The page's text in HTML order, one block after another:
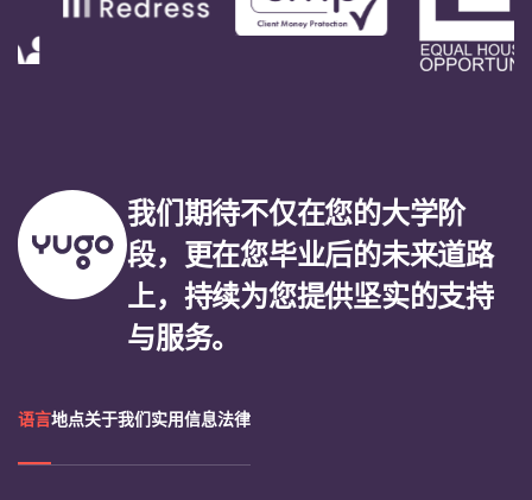
我们期待不仅在您的大学阶
段，更在您毕业后的未来道路
上，持续为您提供坚实的支持
与服务。
语言地点关于我们实用信息法律